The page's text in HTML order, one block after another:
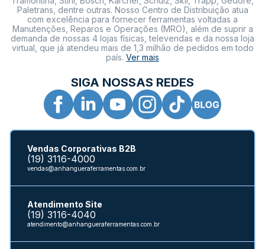
Paletrans, dentre outras. Nosso Centro de Distribuição atua
com excelência para fornecer ferramentas voltadas a
Manutenções, Reparos e Operações (MRO), além de suprir a
demanda de nossas 4 lojas físicas, televendas e da nossa loja
virtual, que já atendeu mais de 1,3 milhão de pedidos em todo
país. Ver mais
SIGA NOSSAS REDES
Vendas Corporativas B2B
(19) 3116-4000
vendas@anhangueraferramentas.com.br
Atendimento Site
(19) 3116-4040
atendimento@anhangueraferramentas.com.br